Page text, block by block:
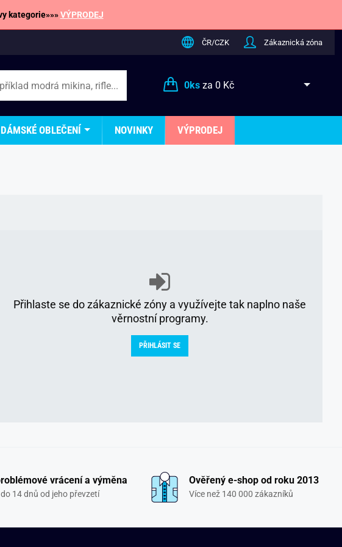
kategorie»»»VÝPRODEJ
ČR/CZK Zákaznická zóna
0ksza 0 Kč
DÁMSKÉ OBLEČENÍ NOVINKY VÝPRODEJ
Přihlaste se do zákaznické zóny a využívejte tak naplno naše
věrnostní programy.
PŘIHLÁSIT SE
vrácení a výměna
14 dnů od jeho převzetí
Ověřený e-shop od roku 2013
Více než 140 000 zákazníků